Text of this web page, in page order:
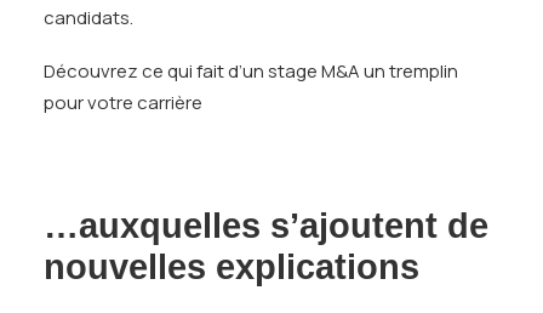
candidats.
Découvrez ce qui fait d’un stage M&A un tremplin
pour votre carrière
…auxquelles s’ajoutent de
nouvelles explications